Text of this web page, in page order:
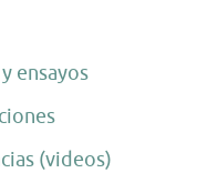
ensayos
(videos)